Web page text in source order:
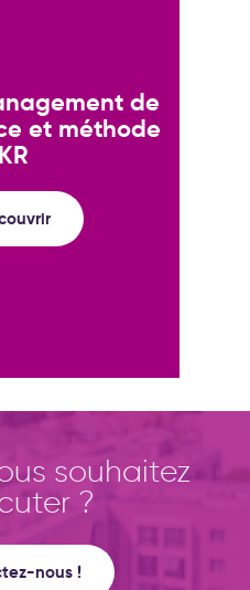
de
et méthode
souhaitez
?
nous !